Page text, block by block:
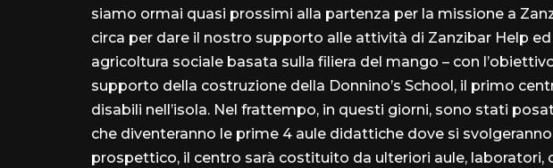
siamo ormai quasi prossimi alla partenza per la missione a
circa per dare il nostro supporto alle attività di Zanzibar Help
agricoltura sociale basata sulla filiera del mango – con
supporto della costruzione della Donnino’s School, il primo
disabili nell’isola. Nel frattempo, in questi giorni, sono stati
che diventeranno le prime 4 aule didattiche dove si
prospettico, il centro sarà costituito da ulteriori aule, laboratori,